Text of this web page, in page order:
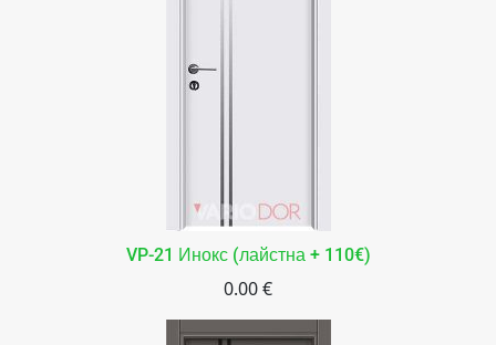
VP-21 Инокс (лайстна + 110€)
0.00 €